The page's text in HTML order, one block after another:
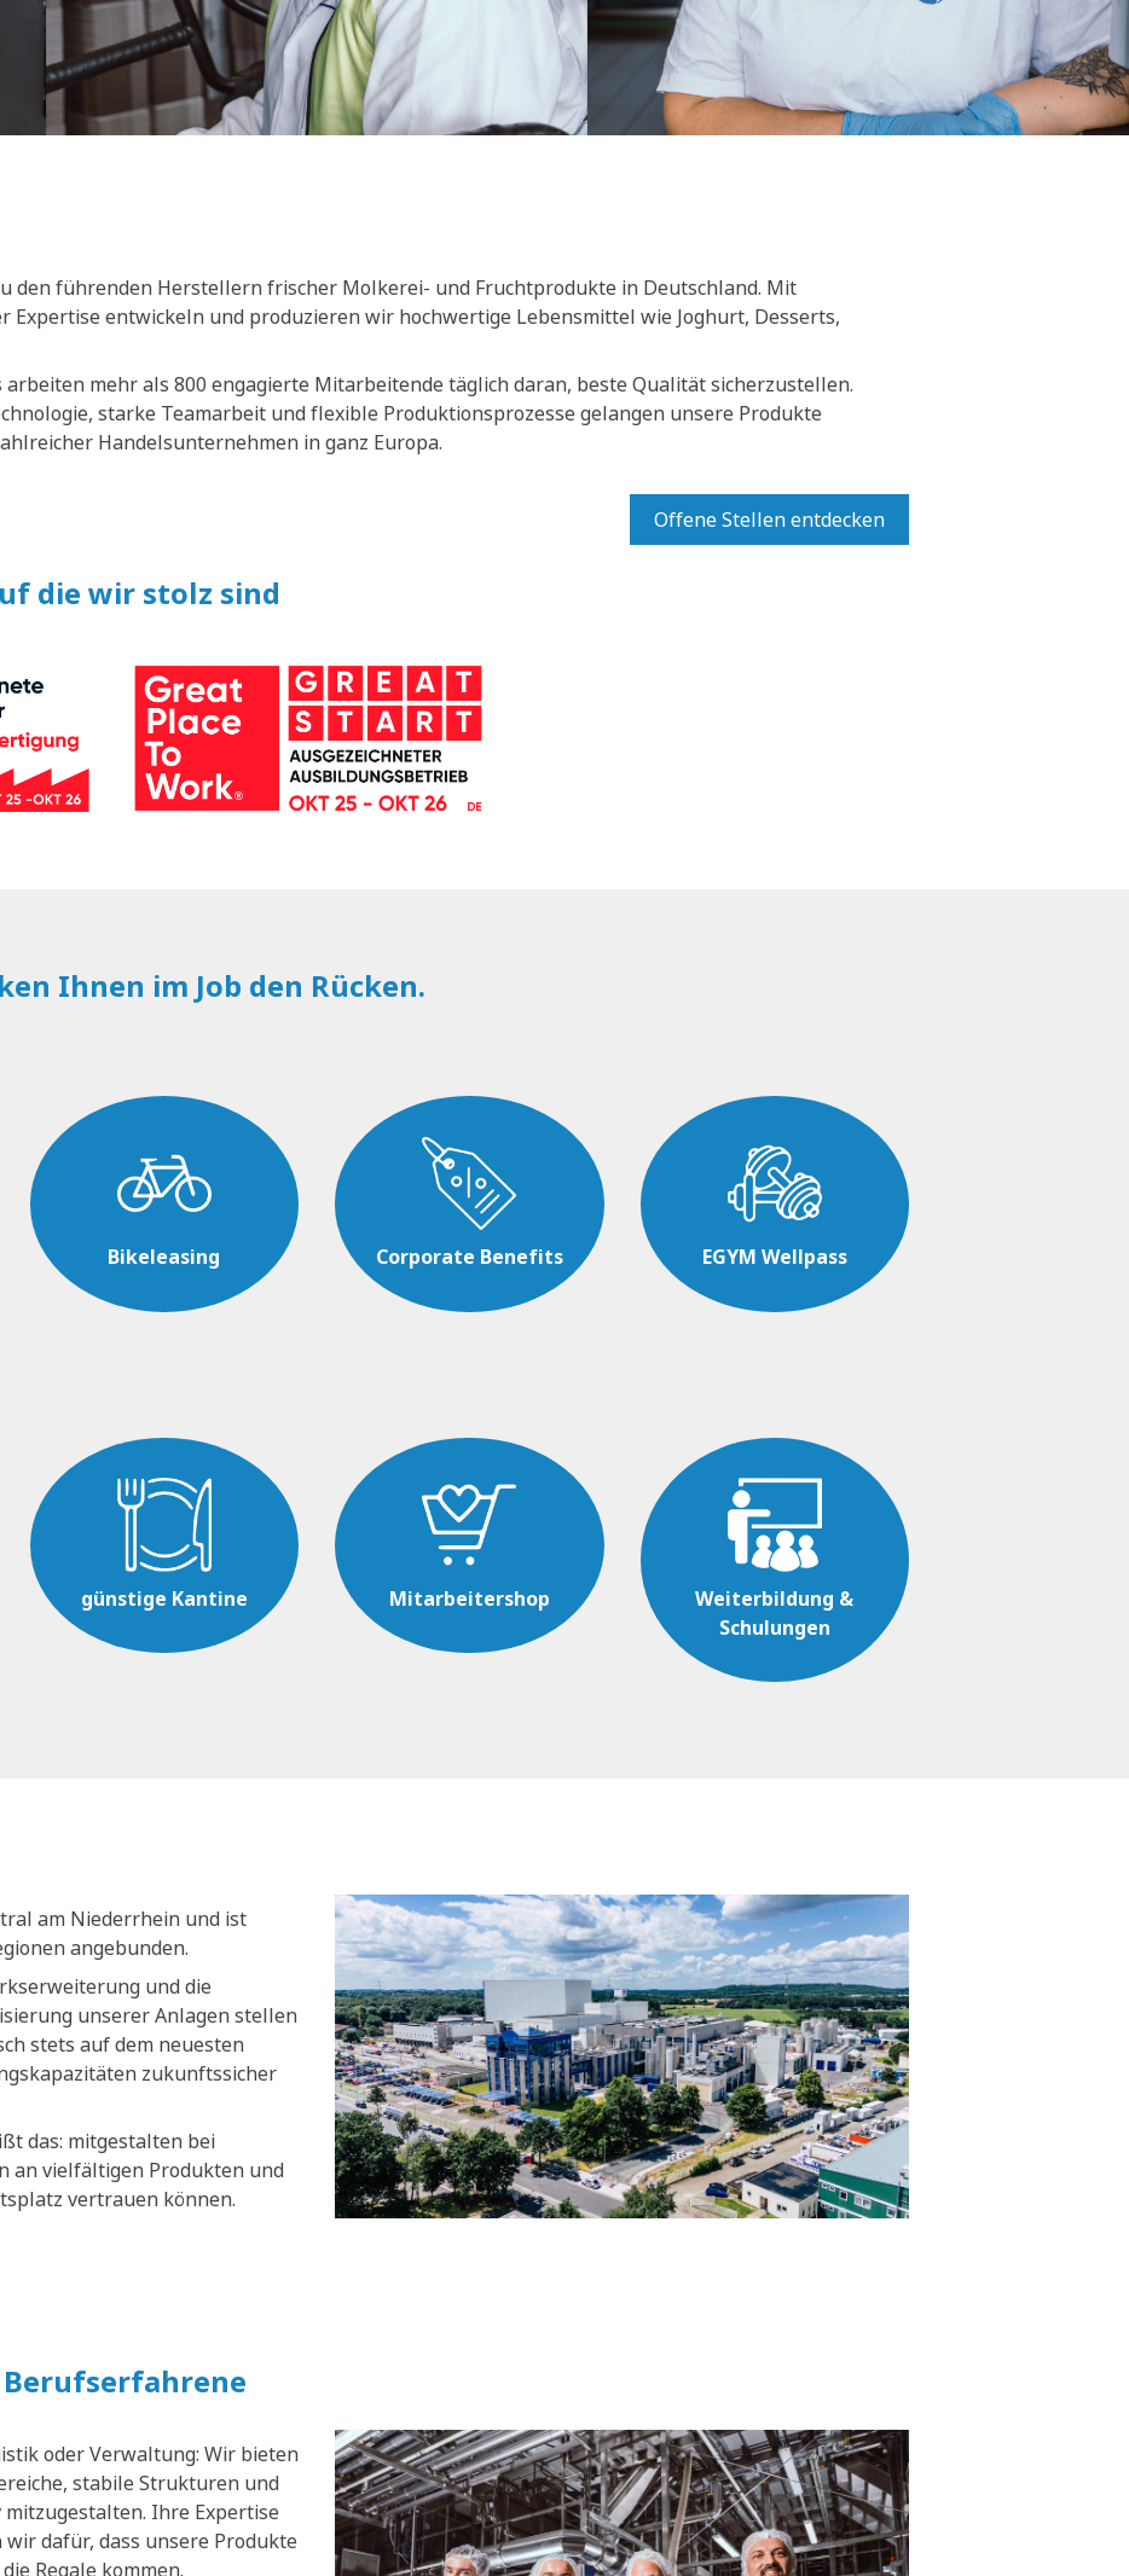
den führenden Herstellern frischer Molkerei- und Fruchtprodukte in Deutschland. Mit
Expertise entwickeln und produzieren wir hochwertige Lebensmittel wie Joghurt, Desserts,
mehr als 800 engagierte Mitarbeitende täglich daran, beste Qualität sicherzustellen.
starke Teamarbeit und flexible Produktionsprozesse gelangen unsere Produkte
Handelsunternehmen in ganz Europa.
Offene Stellen entdecken
die wir stolz sind
Ihnen im Job den Rücken.
Bikeleasing Corporate Benefits EGYM Wellpass
günstige Kantine Mitarbeitershop
Weiterbildung &
Schulungen
am Niederrhein und ist
angebunden.
und die
unserer Anlagen stellen
stets auf dem neuesten
zukunftssicher
das: mitgestalten bei
an vielfältigen Produkten und
vertrauen können.
oder Verwaltung: Wir bieten
stabile Strukturen und
Ihre Expertise
dafür, dass unsere Produkte
Regale kommen.